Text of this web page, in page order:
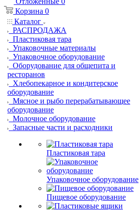
Корзина 0
Каталог
РАСПРОДАЖА
Пластиковая тара
Упаковочные материалы
Упаковочное оборудование
Оборудование для общепита и
ресторанов
Хлебопекарное и кондитерское
оборудование
Мясное и рыбо перерабатывающее
оборудование
Молочное оборудование
Запасные части и расходники
Пластиковая тара
Упаковочное оборудование
Пищевое оборудование